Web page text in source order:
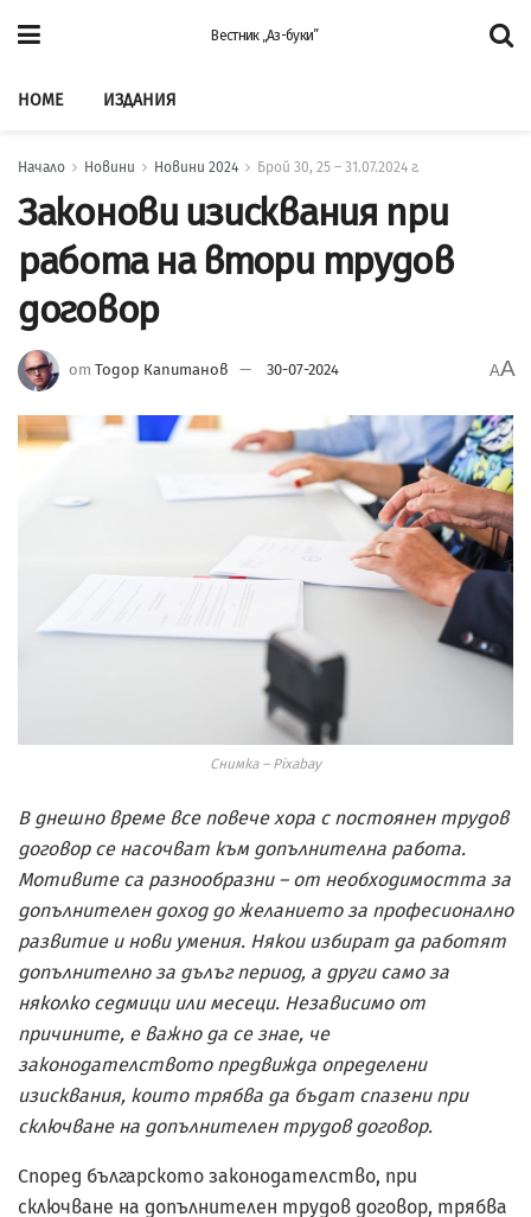
Вестник „Аз-буки”
HOME ИЗДАНИЯ
Начало Новини Новини 2024 Брой 30, 25 – 31.07.2024 г.
Законови изисквания при
работа на втори трудов
договор
от Тодор Капитанов 30-07-2024 AA
Снимка – Pixabay
В днешно време все повече хора с постоянен трудов
договор се насочват към допълнителна работа.
Мотивите са разнообразни – от необходимостта за
допълнителен доход до желанието за професионално
развитие и нови умения. Някои избират да работят
допълнително за дълъг период, а други само за
няколко седмици или месеци. Независимо от
причините, е важно да се знае, че
законодателството предвижда определени
изисквания, които трябва да бъдат спазени при
сключване на допълнителен трудов договор.
Според българското законодателство, при
сключване на допълнителен трудов договор, трябва